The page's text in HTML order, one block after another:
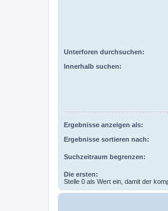
Unterforen durchsuchen:
Innerhalb suchen:
Ergebnisse anzeigen als:
Ergebnisse sortieren nach:
Suchzeitraum begrenzen:
Die ersten:
Stelle 0 als Wert ein, damit der